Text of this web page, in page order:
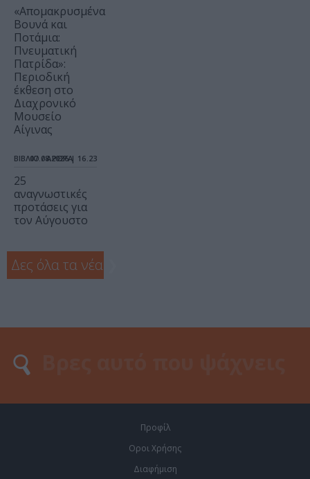
«Απομακρυσμένα
Βουνά και
Ποτάμια:
Πνευματική
Πατρίδα»:
Περιοδική
έκθεση στο
Διαχρονικό
Μουσείο
Αίγινας
ΒΙΒΛΙΟ / ΑΡΘΡΑ
07.08.2026 | 16.23
25
αναγνωστικές
προτάσεις για
τον Αύγουστο
Δες όλα τα νέα
Προφίλ
Οροι Χρήσης
Διαφήμιση